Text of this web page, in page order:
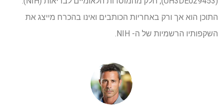
התוכן הוא אך ורק באחריות הכותבים ואינו בהכרח מייצג את
השקפותיו הרשמיות של ה- NIH.